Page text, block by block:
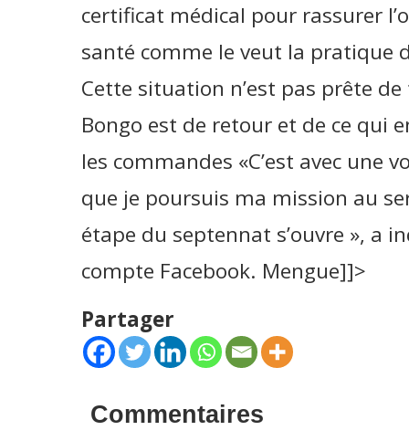
certificat médical pour rassurer
santé comme le veut la pratique
Cette situation n’est pas prête
Bongo est de retour et de ce qui
les commandes «C’est avec une
que je poursuis ma mission au
étape du septennat s’ouvre », a
compte Facebook. Mengue]]>
Partager
Commentaires